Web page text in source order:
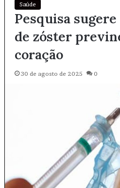
Saúde
Pesquisa
de zóster
coração
30 de agosto de 2025 0